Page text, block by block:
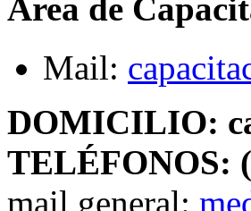
Área de
Mail:
DOMICILIO:
TELÉFONOS:
mail general: